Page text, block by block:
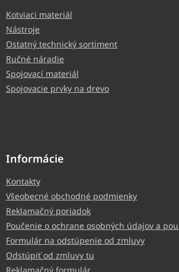
Kotviaci materiál
Nástroje
Ostatný technický sortiment
Ručné náradie
Spojovací materiál
Spojovacie prvky na drevo
Informácie
Kontakty
Všeobecné obchodné podmienky
Reklamačný poriadok
Poučenie o ochrane osobných údajov a
Formulár na odstúpenie od zmluvy
Odstúpiť od zmluvy tu